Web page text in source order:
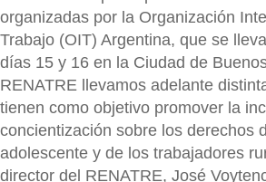
organizadas por la Organización
Trabajo (OIT) Argentina, que se
días 15 y 16 en la Ciudad de
RENATRE llevamos adelante
tienen como objetivo promover la
concientización sobre los derechos
adolescente y de los trabajadores
director del RENATRE, José